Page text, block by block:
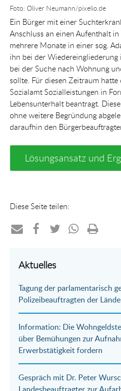
Foto: Oliver Neumann/pixelio.de
Ein Bürger mit einer
Anschluss an einen Aufenthalt
mehrere Monate in einer sog.
ihn bei der
bei der Suche nach Wohnung
sollte. Für diesen Zeitraum
Sozialamt Sozialleistungen in
Lebensunterhalt beantragt.
ohne weitere Begründung
daraufhin den
Lösungsansatz und
Diese Seite teilen:
per
Mail
auf
Aktuelles
Tagung der parlamentarisch
Polizeibeauftragten der
Information: Die
über Bemühungen zur
Erwerbstätigkeit fordern
Gespräch mit Dr. Peter
Landesbeauftragter zur